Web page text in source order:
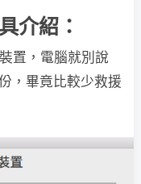
介紹：
置，電腦就別說
，畢竟比較少救援